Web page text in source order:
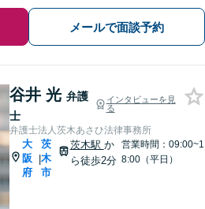
メールで面談予約
谷井 光 弁護
士
インタビューを見
る
弁護士法人茨木あさひ法律事務所
大
阪
府
|
茨
木
市
茨木駅 か
ら徒歩2分
営業時間：09:00~1
8:00（平日）